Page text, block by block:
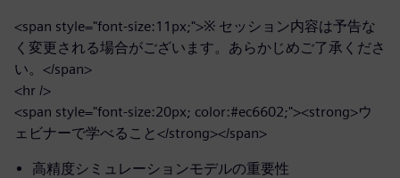
<span style="font-size:11px;">※ セッション内容は予告な
く変更される場合がございます。あらかじめご了承くださ
い。</span>
<hr />
<span style="font-size:20px; color:#ec6602;"><strong>ウ
ェビナーで学べること</strong></span>
高精度シミュレーションモデルの重要性